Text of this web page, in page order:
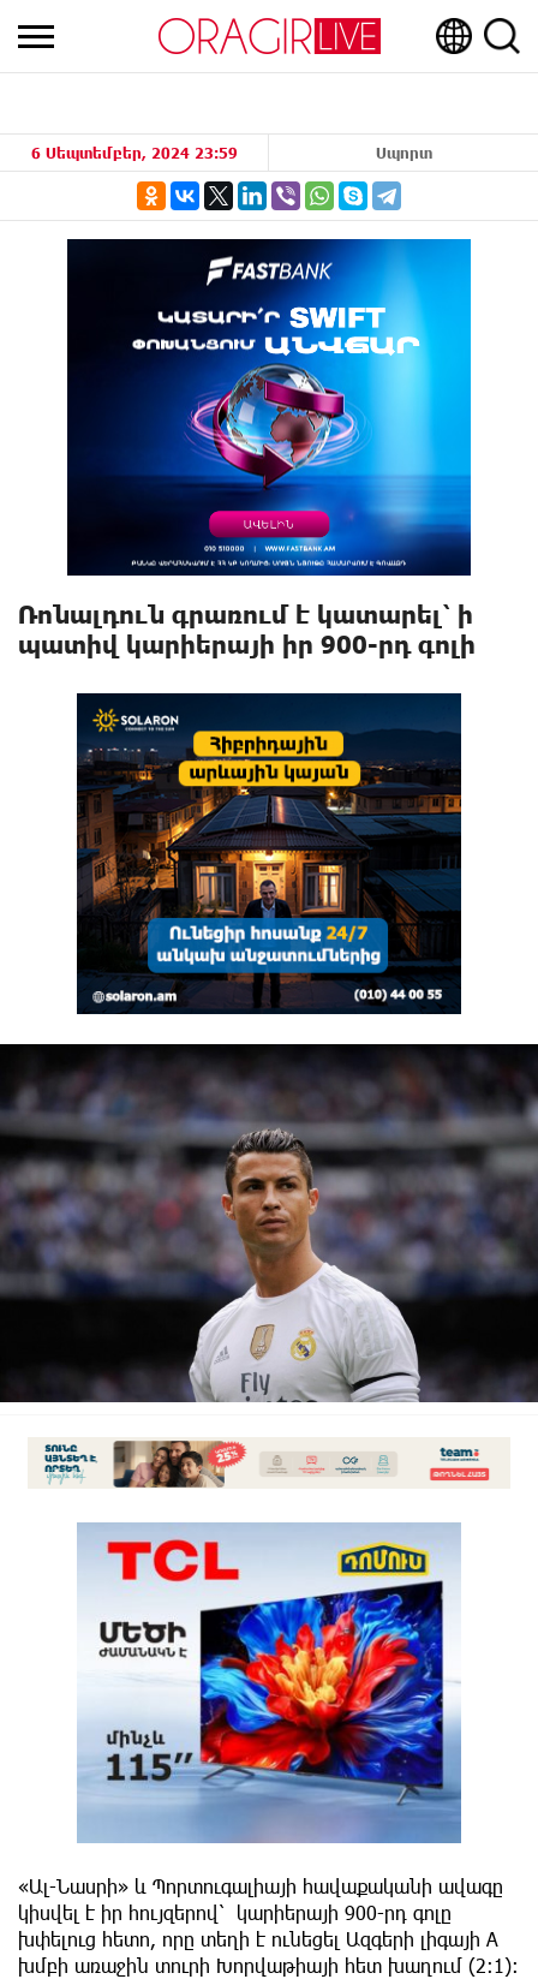
6 Սեպտեմբեր, 2024 23:59 Սպորտ
Ռոնալդուն գրառում է կատարել՝ ի
պատիվ կարիերայի իր 900-րդ գոլի
«Ալ-Նասրի» և Պորտուգալիայի հավաքականի ավագը
կիսվել է իր հույզերով՝ կարիերայի 900-րդ գոլը
խփելուց հետո, որը տեղի է ունեցել Ազգերի լիգայի A
խմբի առաջին տուրի Խորվաթիայի հետ խաղում (2:1):